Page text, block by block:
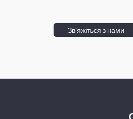
Зв'яжіться з нами